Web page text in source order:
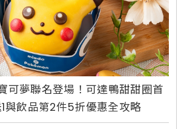
夢聯名登場！可達鴨甜甜圈首
與飲品第2件5折優惠全攻略